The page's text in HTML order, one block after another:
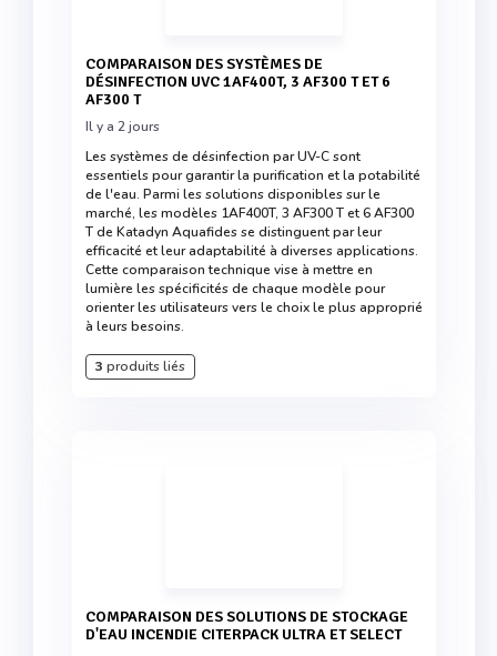
COMPARAISON DES SYSTÈMES DE
DÉSINFECTION UVC 1AF400T, 3 AF300 T ET 6
AF300 T
Il y a 2 jours
Les systèmes de désinfection par UV-C sont
essentiels pour garantir la purification et la potabilité
de l'eau. Parmi les solutions disponibles sur le
marché, les modèles 1AF400T, 3 AF300 T et 6 AF300
T de Katadyn Aquafides se distinguent par leur
efficacité et leur adaptabilité à diverses applications.
Cette comparaison technique vise à mettre en
lumière les spécificités de chaque modèle pour
orienter les utilisateurs vers le choix le plus approprié
à leurs besoins.
3 produits liés
COMPARAISON DES SOLUTIONS DE STOCKAGE
D'EAU INCENDIE CITERPACK ULTRA ET SELECT